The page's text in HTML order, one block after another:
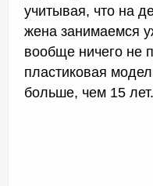
учитывая, что на
жена занимаемся
вообще ничего не
пластиковая
больше, чем 15 лет.